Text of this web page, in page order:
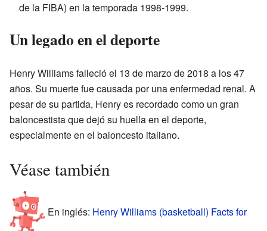
de la FIBA) en la temporada 1998-1999.
Un legado en el deporte
Henry Williams falleció el 13 de marzo de 2018 a los 47
años. Su muerte fue causada por una enfermedad renal. A
pesar de su partida, Henry es recordado como un gran
baloncestista que dejó su huella en el deporte,
especialmente en el baloncesto italiano.
Véase también
En inglés: Henry Williams (basketball) Facts for